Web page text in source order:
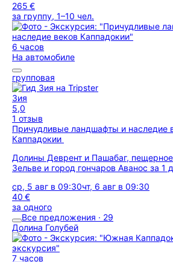
265 €
за группу, 1–10 чел.
6 часов
На автомобиле
групповая
Зия
5,0
1 отзыв
Причудливые ландшафты и наследие
Каппадокии
Долины Деврент и Пашабаг,
Зельве и город гончаров Аванос за 1
ср, 5 авг в 09:30чт, 6 авг в 09:30
40 €
за одного
Все предложения · 29
Долина Голубей
7 часов